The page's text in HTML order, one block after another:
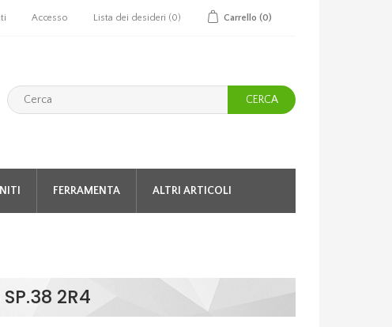
Accesso Lista dei desideri (0) Carrello (0)
CERCA
FERRAMENTA ALTRI ARTICOLI
SP.38 2R4